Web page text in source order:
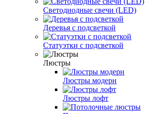
Светодиодные свечи (LED)
Деревья с подсветкой
Статуэтки с подсветкой
Люстры
Люстры модерн
Люстры лофт